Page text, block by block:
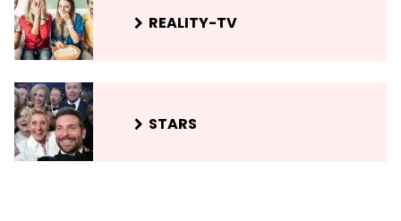
REALITY-TV
STARS